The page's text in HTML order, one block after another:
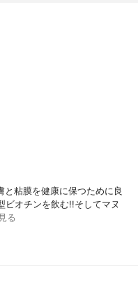
粘膜を健康に保つために良
ビオチンを飲む!!そしてマヌ
る